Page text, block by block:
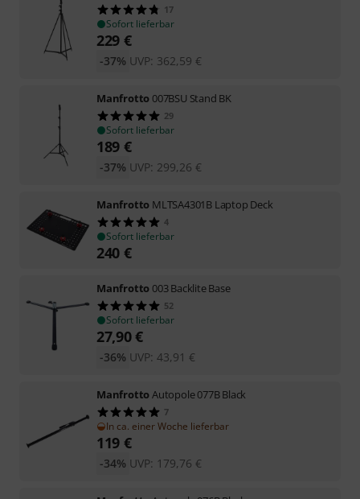
17
Sofort lieferbar
229 €
UVP: 362,59 €
-37%
Manfrotto 007BSU Stand BK
29
Sofort lieferbar
189 €
UVP: 299,26 €
-37%
Manfrotto MLTSA4301B Laptop Deck
4
Sofort lieferbar
240 €
Manfrotto 003 Backlite Base
52
Sofort lieferbar
27,90€
UVP: 43,91 €
-36%
ManfrottoAutopole 077B Black
7
In ca. einer Woche lieferbar
119 €
UVP: 179,76 €
-34%